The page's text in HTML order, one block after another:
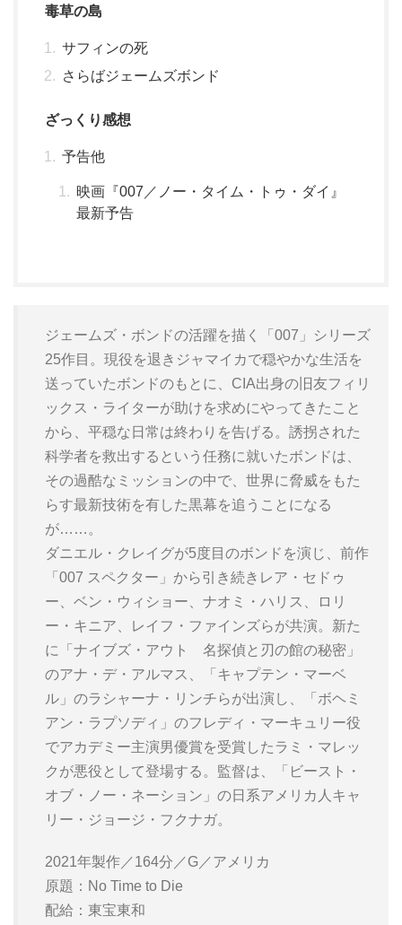
毒草の島
サフィンの死
さらばジェームズボンド
ざっくり感想
予告他
映画『007／ノー・タイム・トゥ・ダイ』
最新予告
ジェームズ・ボンドの活躍を描く「007」シリーズ
25作目。現役を退きジャマイカで穏やかな生活を
送っていたボンドのもとに、CIA出身の旧友フィリ
ックス・ライターが助けを求めにやってきたこと
から、平穏な日常は終わりを告げる。誘拐された
科学者を救出するという任務に就いたボンドは、
その過酷なミッションの中で、世界に脅威をもた
らす最新技術を有した黒幕を追うことになる
が……。
ダニエル・クレイグが5度目のボンドを演じ、前作
「007 スペクター」から引き続きレア・セドゥ
ー、ベン・ウィショー、ナオミ・ハリス、ロリ
ー・キニア、レイフ・ファインズらが共演。新た
に「ナイブズ・アウト 名探偵と刃の館の秘密」
のアナ・デ・アルマス、「キャプテン・マーベ
ル」のラシャーナ・リンチらが出演し、「ボヘミ
アン・ラプソディ」のフレディ・マーキュリー役
でアカデミー主演男優賞を受賞したラミ・マレッ
クが悪役として登場する。監督は、「ビースト・
オブ・ノー・ネーション」の日系アメリカ人キャ
リー・ジョージ・フクナガ。
2021年製作／164分／G／アメリカ
原題：No Time to Die
配給：東宝東和